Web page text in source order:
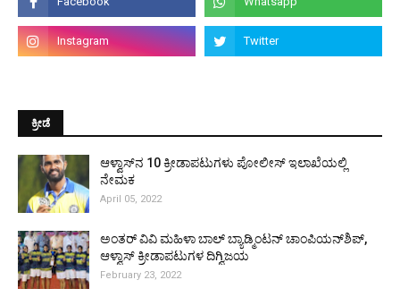
ಕ್ರೀಡೆ
ಆಳ್ವಾಸ್‌ನ 10 ಕ್ರೀಡಾಪಟುಗಳು ಪೋಲೀಸ್ ಇಲಾಖೆಯಲ್ಲಿ
ನೇಮಕ
April 05, 2022
ಅಂತರ್ ವಿವಿ ಮಹಿಳಾ ಬಾಲ್ ಬ್ಯಾಡ್ಮಿಂಟನ್ ಚಾಂಪಿಯನ್‌ಶಿಪ್,
ಆಳ್ವಾಸ್ ಕ್ರೀಡಾಪಟುಗಳ ದಿಗ್ವಿಜಯ
February 23, 2022